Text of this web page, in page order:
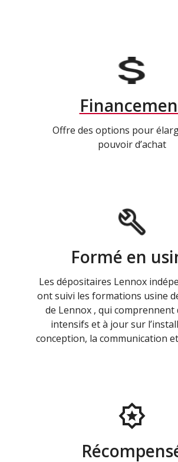
Offre des options pour
pouvoir d’achat
Formé en
Les dépositaires Lennox
ont suivi les formations usine
de Lennox , qui comprennent
intensifs et à jour sur
conception, la communication